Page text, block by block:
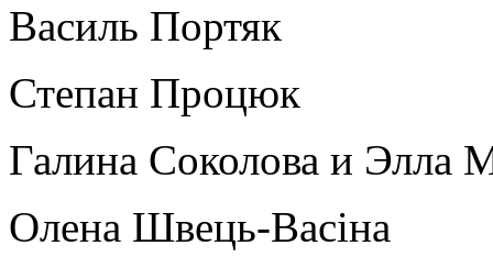
Василь Портяк
Степан Процюк
Галина Соколова и Элла
Олена Швець-Васіна